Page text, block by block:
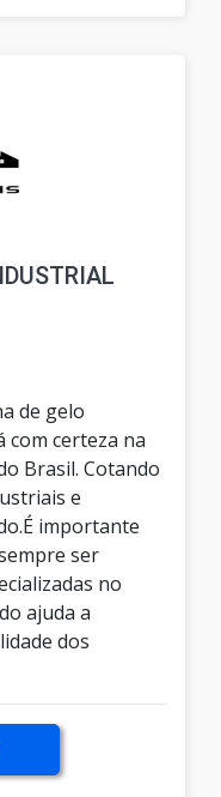
de gelo
certeza na
Brasil. Cotando
e
importante
ser
no
ajuda a
dos